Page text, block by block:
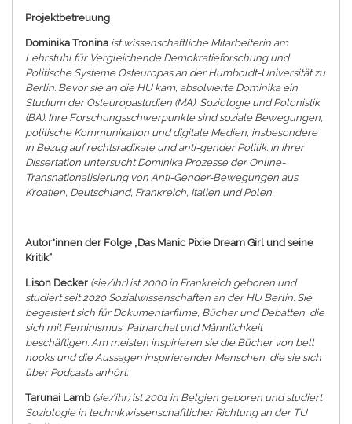
Projektbetreuung
Dominika Tronina ist wissenschaftliche Mitarbeiterin am
Lehrstuhl für Vergleichende Demokratieforschung und
Politische Systeme Osteuropas an der Humboldt-Universität zu
Berlin. Bevor sie an die HU kam, absolvierte Dominika ein
Studium der Osteuropastudien (MA), Soziologie und Polonistik
(BA). Ihre Forschungsschwerpunkte sind soziale Bewegungen,
politische Kommunikation und digitale Medien, insbesondere
in Bezug auf rechtsradikale und anti-gender Politik. In ihrer
Dissertation untersucht Dominika Prozesse der Online-
Transnationalisierung von Anti-Gender-Bewegungen aus
Kroatien, Deutschland, Frankreich, Italien und Polen.
Autor*innen der Folge „Das Manic Pixie Dream Girl und seine
Kritik“
Lison Decker (sie/ihr) ist 2000 in Frankreich geboren und
studiert seit 2020 Sozialwissenschaften an der HU Berlin. Sie
begeistert sich für Dokumentarfilme, Bücher und Debatten, die
sich mit Feminismus, Patriarchat und Männlichkeit
beschäftigen. Am meisten inspirieren sie die Bücher von bell
hooks und die Aussagen inspirierender Menschen, die sie sich
über Podcasts anhört.
Tarunai Lamb (sie/ihr) ist 2001 in Belgien geboren und studiert
Soziologie in technikwissenschaftlicher Richtung an der TU